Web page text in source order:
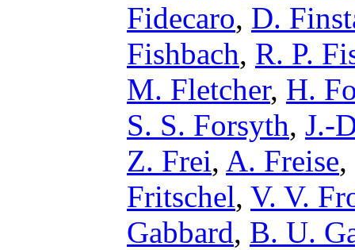
Fidecaro, D.
Fishbach, R. P.
M. Fletcher, H.
S. S. Forsyth, J.-
Z. Frei, A. Freise,
Fritschel, V. V.
Gabbard, B. U.